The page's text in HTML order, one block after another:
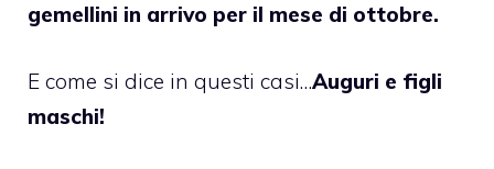
gemellini in arrivo per il mese di ottobre.
E come si dice in questi casi…Auguri e figli
maschi!